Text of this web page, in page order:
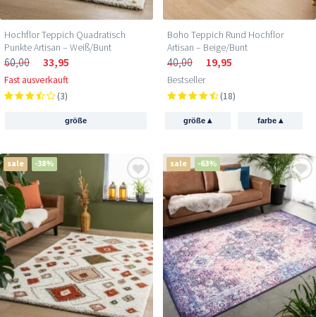
Hochflor Teppich Quadratisch
Punkte Artisan – Weiß/Bunt
60,00 33,95
Fast ausverkauft
(3)
größe
Boho Teppich Rund Hochflor
Artisan – Beige/Bunt
40,00 19,95
Bestseller
(18)
größe▴ farbe ▴
sale -38% sale -63%